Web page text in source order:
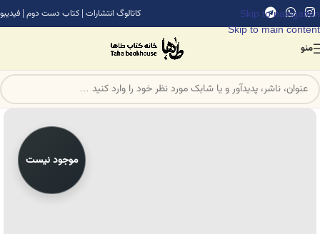
Skip to navigation
Skip to main content
کاتالوگ انتشارات | کتاب دست دوم | فیدیبو
منو
موجود نیست